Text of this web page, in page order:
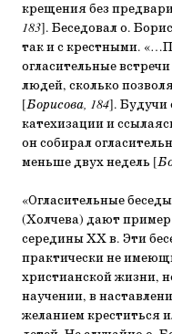
крещения без
183]. Беседовал о.
так и с крестными.
огласительные
людей, сколько
[Борисова, 184]. Будучи
катехизации и
он собирал
меньше двух недель [
«Огласительные
(Холчева) дают пример
середины ХХ в. Эти
практически не
христианской жизни,
научении, в
желанием креститься